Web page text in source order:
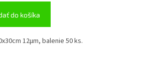
do košíka
12µm, balenie 50 ks.